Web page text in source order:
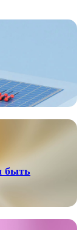
быть